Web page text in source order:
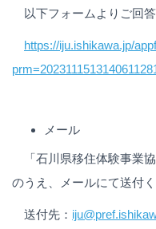
以下フォームよりご回答
https://iju.ishikawa.jp/
メール
「石川県移住体験事業
のうえ、メールにて送付く
送付先：